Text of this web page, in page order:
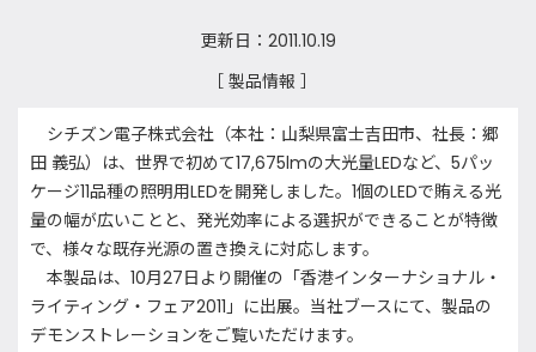
更新日：2011.10.19
［ 製品情報 ］
シチズン電子株式会社（本社：山梨県富士吉田市、社長：郷
田 義弘）は、世界で初めて17,675lmの大光量LEDなど、5パッ
ケージ11品種の照明用LEDを開発しました。1個のLEDで賄える光
量の幅が広いことと、発光効率による選択ができることが特徴
で、様々な既存光源の置き換えに対応します。
本製品は、10月27日より開催の「香港インターナショナル・
ライティング・フェア2011」に出展。当社ブースにて、製品の
デモンストレーションをご覧いただけます。